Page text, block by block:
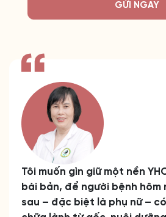
GỬI NGAY
Tôi muốn gìn giữ một nền
bài bản, để người bệnh hôm
sau – đặc biệt là phụ nữ –